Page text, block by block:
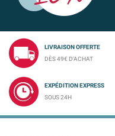
LIVRAISON OFFERTE
DÈS 49€ D'ACHAT
EXPÉDITION EXPRESS
SOUS 24H